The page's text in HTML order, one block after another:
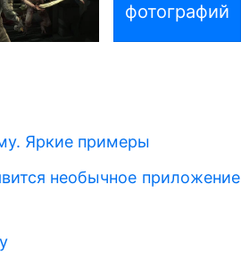
фотографий
Яркие примеры
необычное приложение